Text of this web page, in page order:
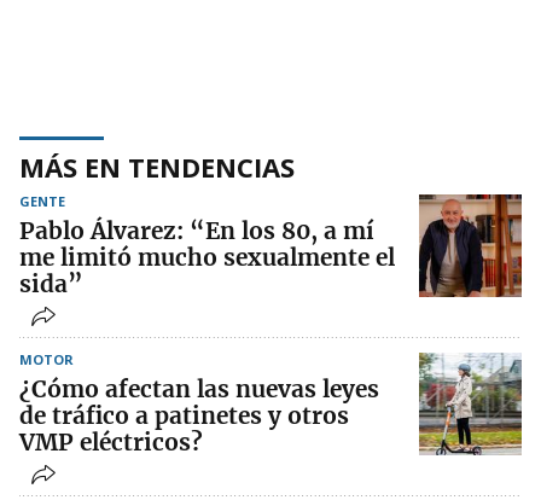
MÁS EN TENDENCIAS
GENTE
Pablo Álvarez: “En los 80, a mí
me limitó mucho sexualmente el
sida”
MOTOR
¿Cómo afectan las nuevas leyes
de tráfico a patinetes y otros
VMP eléctricos?